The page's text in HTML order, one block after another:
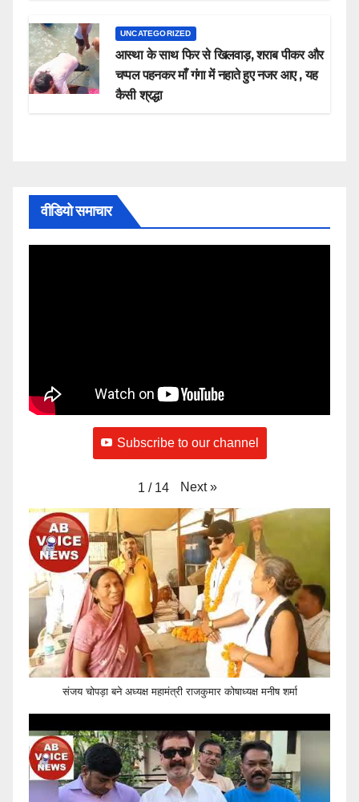
UNCATEGORIZED
आस्था के साथ फिर से खिलवाड़, शराब पीकर और
चप्पल पहनकर माँ गंगा में नहाते हुए नजर आए , यह
कैसी श्रद्धा
वीडियो समाचार
Subscribe to our channel
1 / 14 Next »
संजय चोपड़ा बने अध्यक्ष महामंत्री राजकुमार कोषाध्यक्ष मनीष शर्मा